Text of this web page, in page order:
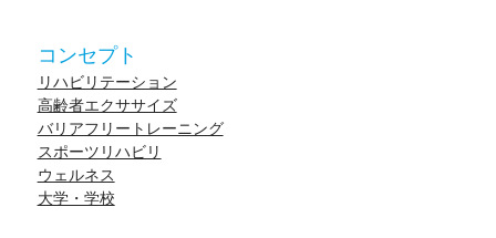
コンセプト
リハビリテーション
高齢者エクササイズ
バリアフリートレーニング
スポーツリハビリ
ウェルネス
大学・学校